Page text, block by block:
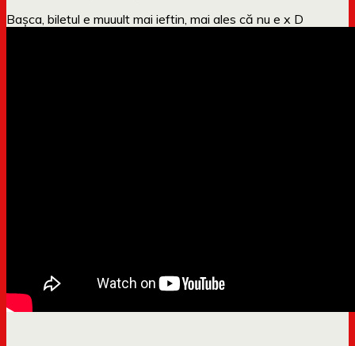
Bașca, biletul e muuult mai ieftin, mai ales că nu e x D